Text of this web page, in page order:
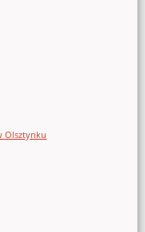
Olsztynku